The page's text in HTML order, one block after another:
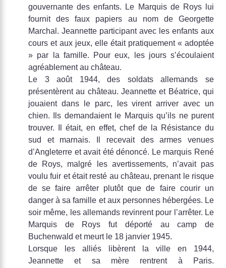
gouvernante des enfants. Le Marquis de Roys lui
fournit des faux papiers au nom de Georgette
Marchal. Jeannette participant avec les enfants aux
cours et aux jeux, elle était pratiquement « adoptée
» par la famille. Pour eux, les jours s’écoulaient
agréablement au château.
Le 3 août 1944, des soldats allemands se
présentèrent au château. Jeannette et Béatrice, qui
jouaient dans le parc, les virent arriver avec un
chien. Ils demandaient le Marquis qu’ils ne purent
trouver. Il était, en effet, chef de la Résistance du
sud et marnais. Il recevait des armes venues
d’Angleterre et avait été dénoncé. Le marquis René
de Roys, malgré les avertissements, n’avait pas
voulu fuir et était resté au château, prenant le risque
de se faire arrêter plutôt que de faire courir un
danger à sa famille et aux personnes hébergées. Le
soir même, les allemands revinrent pour l’arrêter. Le
Marquis de Roys fut déporté au camp de
Buchenwald et meurt le 18 janvier 1945.
Lorsque les alliés libèrent la ville en 1944,
Jeannette et sa mère rentrent à Paris.